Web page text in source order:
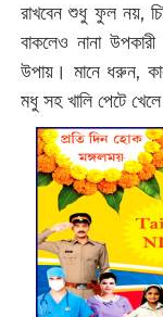
রাখবেন শুধু ফুল নয়,
বাকলেও নানা
উপায়। মানে ধরুন,
মধু সহ খালি পেটে